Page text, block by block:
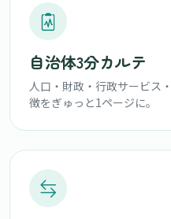
自治体3分カルテ
人口・財政・行政サービス
徴をぎゅっと1ページに。